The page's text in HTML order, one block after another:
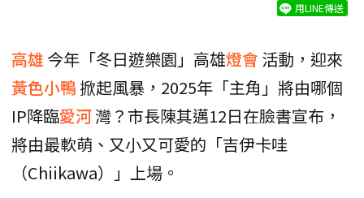
用LINE傳送
高雄 今年「冬日遊樂園」高雄燈會活動，迎來
黃色小鴨掀起風暴，2025年「主角」將由哪個
IP降臨愛河灣？市長陳其邁12日在臉書宣布，
將由最軟萌、又小又可愛的「吉伊卡哇
（Chiikawa）」上場。